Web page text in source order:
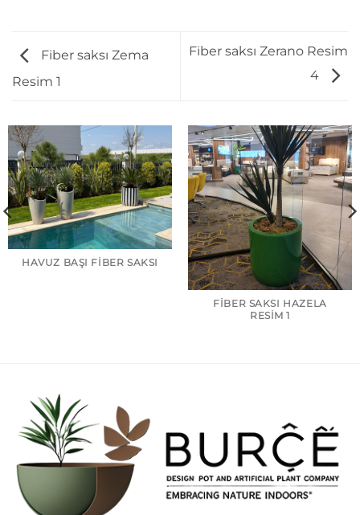
Fiber saksı Zema
Resim 1
Fiber saksı Zerano Resim
4
HAVUZ BAŞI FIBER SAKSI
FIBER SAKSI HAZELA
RESIM 1